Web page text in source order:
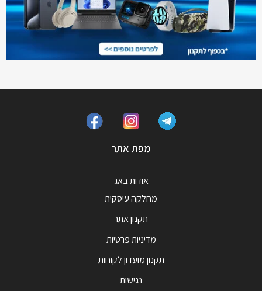
מפת אתר
אודות באג
מחלקה עיסקית
תקנון אתר
מדיניות פרטיות
תקנון מועדון לקוחות
נגישות